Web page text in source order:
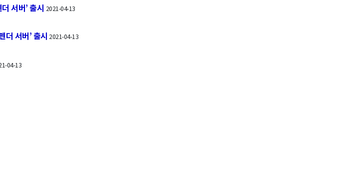
서버’ 출시 2021-04-13
더 서버’ 출시 2021-04-13
04-13